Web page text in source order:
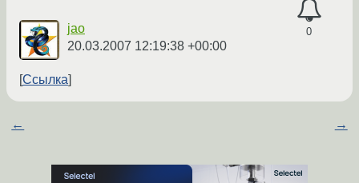
0
jao
20.03.2007 12:19:38 +00:00
Ссылка
← →